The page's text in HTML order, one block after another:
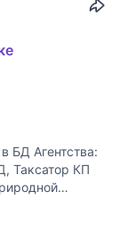
БД Агентства:
Таксатор КП
большой